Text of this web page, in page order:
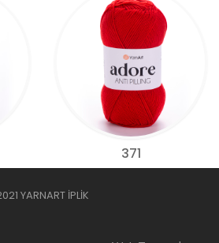
371
YARNART İPLİK